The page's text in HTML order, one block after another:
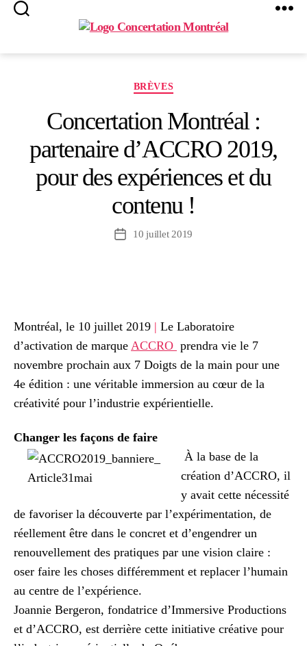
Montréal
Catégories
BRÈVES
Concertation Montréal :
partenaire d’ACCRO 2019,
pour des expériences et du
contenu !
Date10 juillet 2019
Montréal, le 10 juillet 2019 | Le Laboratoire
d’activation de marque ACCRO prendra vie le 7
novembre prochain aux 7 Doigts de la main pour une
4e édition : une véritable immersion au cœur de la
créativité pour l’industrie expérientielle.
Changer les façons de faire
À la base de la
création d’ACCRO, il
y avait cette nécessité
de favoriser la découverte par l’expérimentation, de
réellement être dans le concret et d’engendrer un
renouvellement des pratiques par une vision claire :
oser faire les choses différemment et replacer l’humain
au centre de l’expérience.
Joannie Bergeron, fondatrice d’Immersive Productions
et d’ACCRO, est derrière cette initiative créative pour